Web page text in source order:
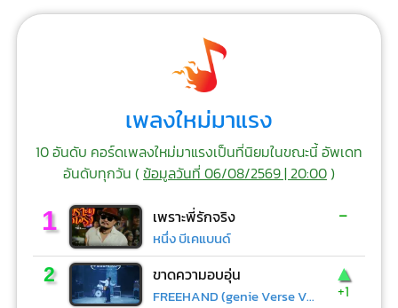
เพลงใหม่มาแรง
10 อันดับ คอร์ดเพลงใหม่มาแรงเป็นที่นิยมในขณะนี้ อัพเดท
อันดับทุกวัน (ข้อมูลวันที่ 06/08/2569 | 20:00)
1 เพราะพี่รักจริง
หนึ่ง บีเคแบนด์
-
2 ขาดความอบอุ่น
FREEHAND (genie Verse Vol.1)
▲
+1